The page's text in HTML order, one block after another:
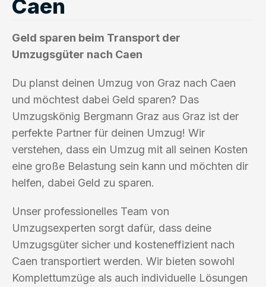
Caen
Geld sparen beim Transport der
Umzugsgüter nach Caen
Du planst deinen Umzug von Graz nach Caen
und möchtest dabei Geld sparen? Das
Umzugskönig Bergmann Graz aus Graz ist der
perfekte Partner für deinen Umzug! Wir
verstehen, dass ein Umzug mit all seinen Kosten
eine große Belastung sein kann und möchten dir
helfen, dabei Geld zu sparen.
Unser professionelles Team von
Umzugsexperten sorgt dafür, dass deine
Umzugsgüter sicher und kosteneffizient nach
Caen transportiert werden. Wir bieten sowohl
Komplettumzüge als auch individuelle Lösungen